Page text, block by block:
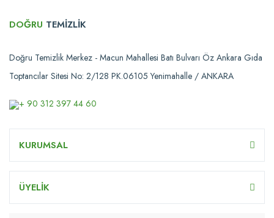
DOĞRU TEMİZLİK
Doğru Temizlik Merkez - Macun Mahallesi Batı Bulvarı Öz Ankara Gıda
Toptancılar Sitesi No: 2/128 PK.06105 Yenimahalle / ANKARA
+ 90 312 397 44 60
KURUMSAL
ÜYELİK